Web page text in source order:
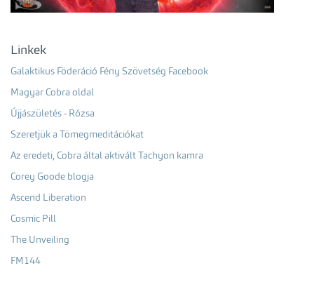
Linkek
Galaktikus Föderáció Fény Szövetség Facebook
Magyar Cobra oldal
Újjászületés - Rózsa
Szeretjük a Tömegmeditációkat
Az eredeti, Cobra által aktivált Tachyon kamra
Corey Goode blogja
Ascend Liberation
Cosmic Pill
The Unveiling
FM144